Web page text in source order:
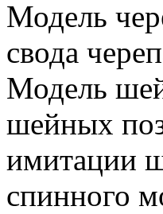
Модель
свода
Модель
шейных
имитации
спинного